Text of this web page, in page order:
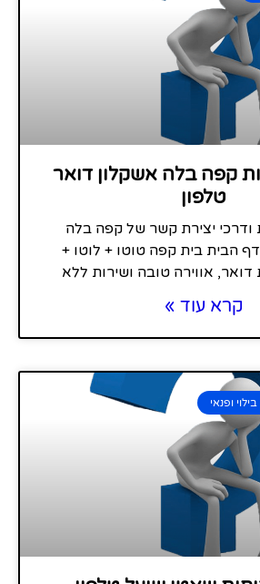
קפה בלה אשקלון דואר
טלפון
ודרכי יצירת קשר של קפה בלה
הבית בית קפה טוטו + לוטו +
אווירה טובה ושירות ללא
קרא עוד »
ופנאי